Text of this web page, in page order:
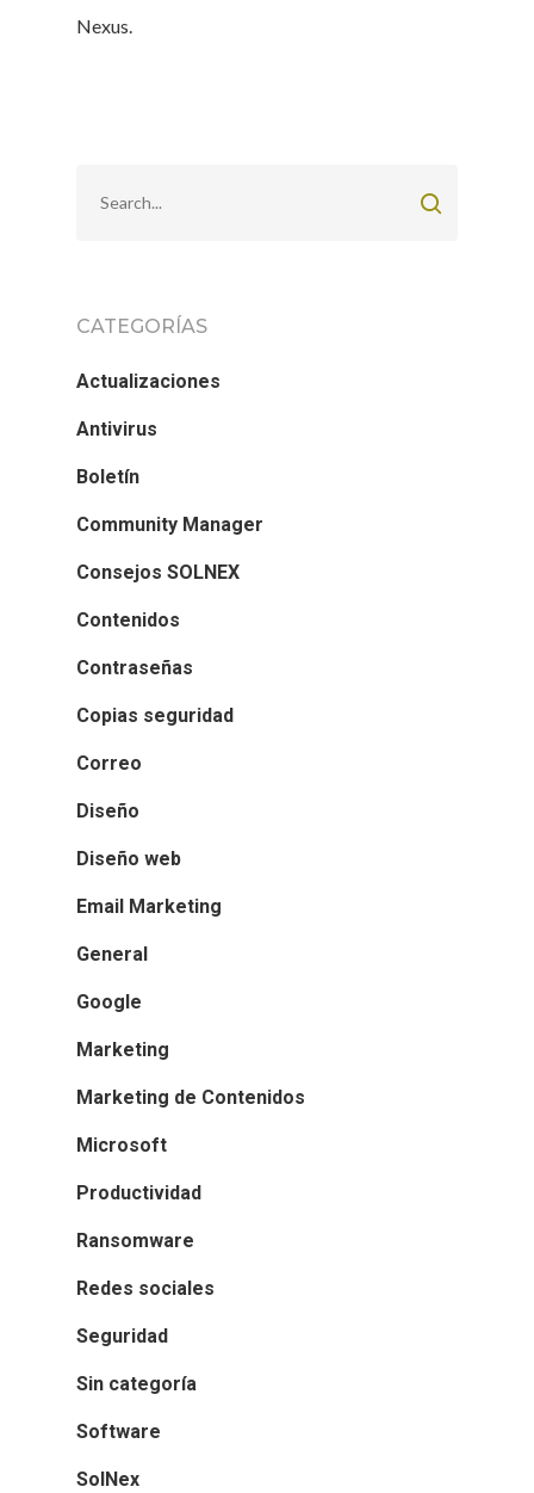
Nexus.
CATEGORÍAS
Actualizaciones
Antivirus
Boletín
Community Manager
Consejos SOLNEX
Contenidos
Contraseñas
Copias seguridad
Correo
Diseño
Diseño web
Email Marketing
General
Google
Marketing
Marketing de Contenidos
Microsoft
Productividad
Ransomware
Redes sociales
Seguridad
Sin categoría
Software
SolNex